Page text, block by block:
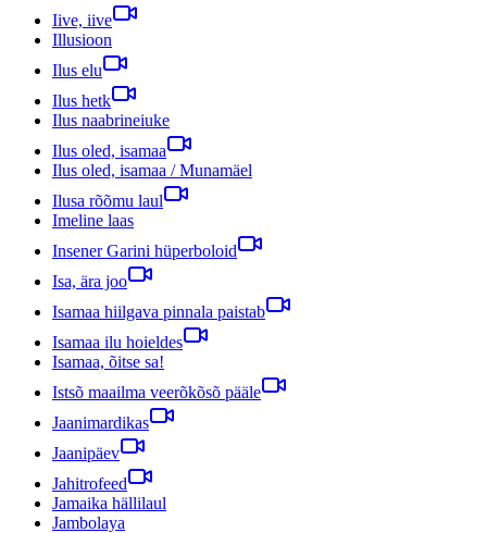
Iive, iive
Illusioon
Ilus elu
Ilus hetk
Ilus naabrineiuke
Ilus oled, isamaa
Ilus oled, isamaa / Munamäel
Ilusa rõõmu laul
Imeline laas
Insener Garini hüperboloid
Isa, ära joo
Isamaa hiilgava pinnala paistab
Isamaa ilu hoieldes
Isamaa, õitse sa!
Istsõ maailma veerõkõsõ pääle
Jaanimardikas
Jaanipäev
Jahitrofeed
Jamaika hällilaul
Jambolaya